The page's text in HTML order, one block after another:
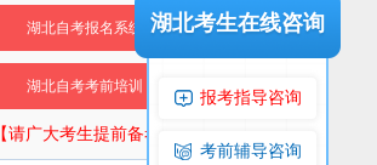
湖北自考报名系统
湖北自考考前培训
【请广大考生提前备考】
湖北考生在线咨询
报考指导咨询
考前辅导咨询